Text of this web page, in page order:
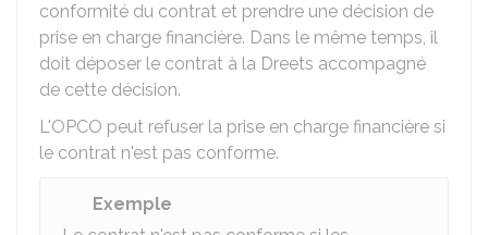
conformité du contrat et prendre une décision de
prise en charge financière. Dans le même temps, il
doit déposer le contrat à la Dreets accompagné
de cette décision.
L'OPCO peut refuser la prise en charge financière si
le contrat n'est pas conforme.
Exemple